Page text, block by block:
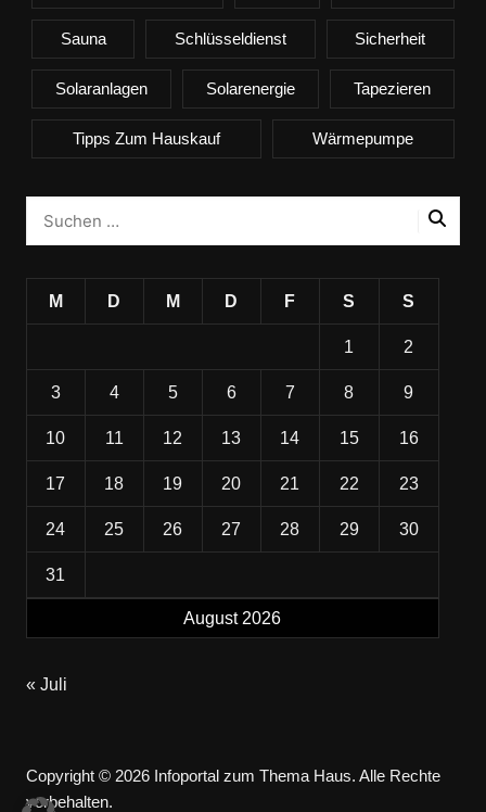
Sauna Schlüsseldienst Sicherheit
Solaranlagen Solarenergie Tapezieren
Tipps Zum Hauskauf Wärmepumpe
August 2026
M D M D F S S
1 2
3 4 5 6 7 8 9
10 11 12 13 14 15 16
17 18 19 20 21 22 23
24 25 26 27 28 29 30
31
« Juli
Copyright © 2026 Infoportal zum Thema Haus. Alle Rechte
vorbehalten.